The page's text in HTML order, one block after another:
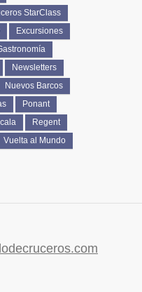
StarClass
Excursiones
Newsletters
Nuevos Barcos
Ponant
Regent
Vuelta al Mundo